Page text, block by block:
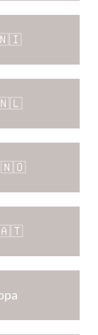
🇳🇮
🇳🇱
🇳🇴
🇦🇹